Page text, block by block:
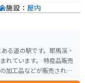
る道の駅です。耶馬渓・
す。 特産品販売
加工品などが販売されて
理を楽しむことができま
施設： 屋内